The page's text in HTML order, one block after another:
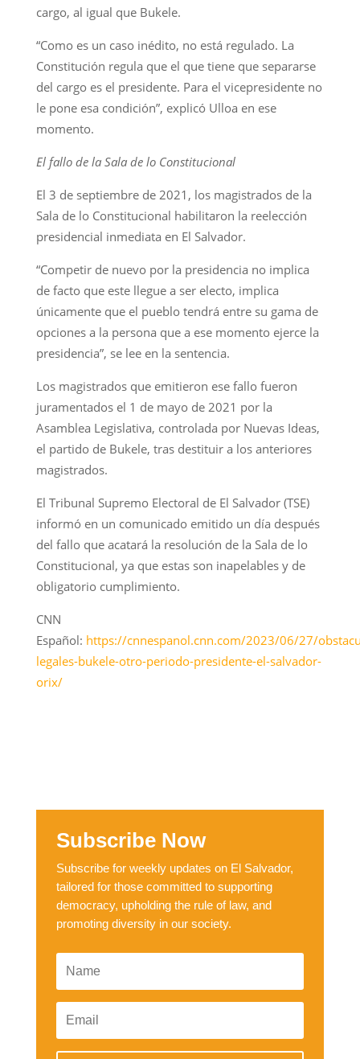
cargo, al igual que Bukele.
“Como es un caso inédito, no está regulado. La
Constitución regula que el que tiene que separarse
del cargo es el presidente. Para el vicepresidente no
le pone esa condición”, explicó Ulloa en ese
momento.
El fallo de la Sala de lo Constitucional
El 3 de septiembre de 2021, los magistrados de la
Sala de lo Constitucional habilitaron la reelección
presidencial inmediata en El Salvador.
“Competir de nuevo por la presidencia no implica
de facto que este llegue a ser electo, implica
únicamente que el pueblo tendrá entre su gama de
opciones a la persona que a ese momento ejerce la
presidencia”, se lee en la sentencia.
Los magistrados que emitieron ese fallo fueron
juramentados el 1 de mayo de 2021 por la
Asamblea Legislativa, controlada por Nuevas Ideas,
el partido de Bukele, tras destituir a los anteriores
magistrados.
El Tribunal Supremo Electoral de El Salvador (TSE)
informó en un comunicado emitido un día después
del fallo que acatará la resolución de la Sala de lo
Constitucional, ya que estas son inapelables y de
obligatorio cumplimiento.
CNN
Español: https://cnnespanol.cnn.com/2023/06/27/
legales-bukele-otro-periodo-presidente-el-salvador-
orix/
Subscribe Now
Subscribe for weekly updates on El Salvador,
tailored for those committed to supporting
democracy, upholding the rule of law, and
promoting diversity in our society.